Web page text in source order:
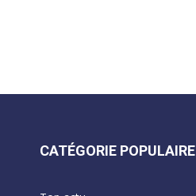
CATÉGORIE POPULAIRE